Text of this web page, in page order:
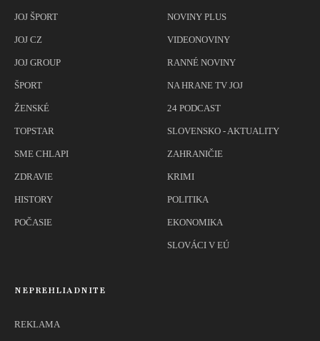
JOJ ŠPORT
JOJ CZ
JOJ GROUP
ŠPORT
ŽENSKÉ
TOPSTAR
SME CHLAPI
ZDRAVIE
HISTORY
POČASIE
NOVINY PLUS
VIDEONOVINY
RANNÉ NOVINY
NA HRANE TV JOJ
24 PODCAST
SLOVENSKO - AKTUALITY
ZAHRANIČIE
KRIMI
POLITIKA
EKONOMIKA
SLOVÁCI V EÚ
NEPREHLIADNITE
REKLAMA